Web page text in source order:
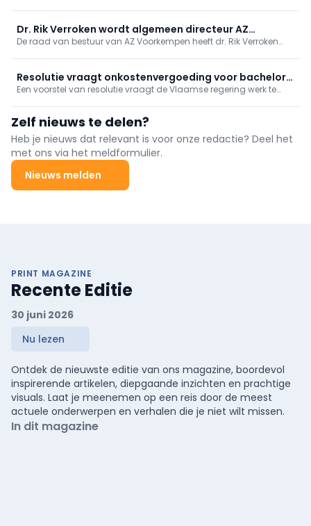
Dr. Rik Verroken wordt algemeen directeur AZ
Voorkempen
De raad van bestuur van AZ Voorkempen heeft dr. Rik Verroken
Resolutie vraagt onkostenvergoeding voor bachelors
verpleegkunde
Een voorstel van resolutie vraagt de Vlaamse regering werk te
Zelf nieuws te delen?
Heb je nieuws dat relevant is voor onze redactie? Deel het
met ons via het meldformulier.
Nieuws melden
PRINT MAGAZINE
Recente Editie
30 juni 2026
Nu lezen
Ontdek de nieuwste editie van ons magazine, boordevol
inspirerende artikelen, diepgaande inzichten en prachtige
visuals. Laat je meenemen op een reis door de meest
actuele onderwerpen en verhalen die je niet wilt missen.
In dit magazine